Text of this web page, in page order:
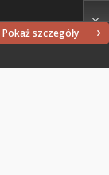
Pokaż szczegóły